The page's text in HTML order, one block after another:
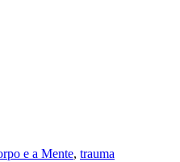
e a Mente, trauma